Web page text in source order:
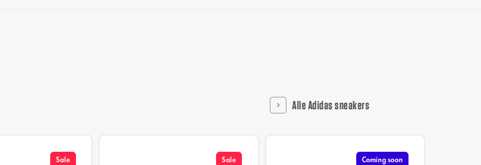
Alle Adidas sneakers
Sale Sale Coming soon